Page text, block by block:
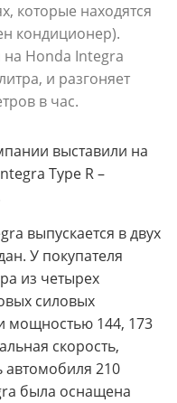
которые находятся
кондиционер).
на Honda Integra
и разгоняет
в час.
выставили на
Type R –
выпускается в двух
У покупателя
из четырех
силовых
мощностью 144, 173
скорость,
автомобиля 210
была оснащена